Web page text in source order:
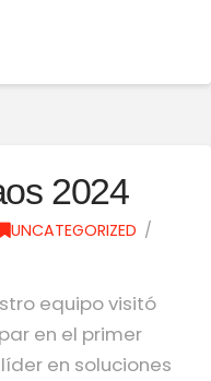
2024
UNCATEGORIZED
equipo visitó
en el primer
en soluciones